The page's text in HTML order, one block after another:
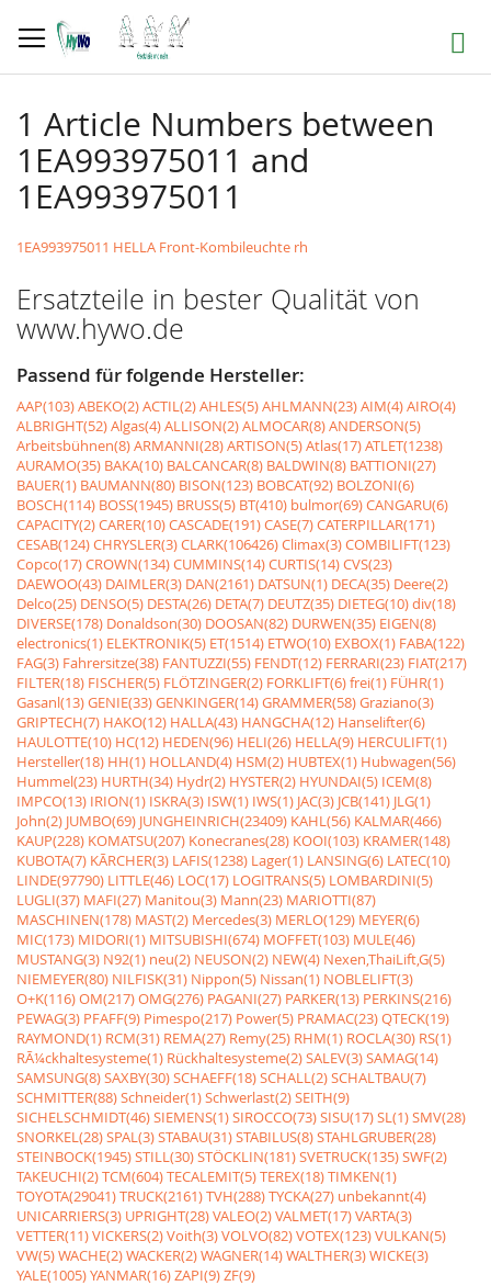
zum
Inhalt
Suche
1 Article Numbers between
1EA993975011 and
1EA993975011
1EA993975011 HELLA Front-Kombileuchte rh
Ersatzteile in bester Qualität von
www.hywo.de
Passend für folgende Hersteller:
AAP(103)ABEKO(2)ACTIL(2)AHLES(5)AHLMANN(23)AIM(4)AIRO(4)
ALBRIGHT(52)Algas(4)ALLISON(2)ALMOCAR(8)ANDERSON(5)
Arbeitsbühnen(8)ARMANNI(28)ARTISON(5)Atlas(17)ATLET(1238)
AURAMO(35) BAKA(10) BALCANCAR(8) BALDWIN(8) BATTIONI(27)
BAUER(1) BAUMANN(80) BISON(123) BOBCAT(92) BOLZONI(6)
BOSCH(114) BOSS(1945) BRUSS(5) BT(410) bulmor(69)CANGARU(6)
CAPACITY(2)CARER(10)CASCADE(191)CASE(7)CATERPILLAR(171)
CESAB(124)CHRYSLER(3)CLARK(106426)Climax(3)COMBILIFT(123)
Copco(17)CROWN(134)CUMMINS(14)CURTIS(14)CVS(23)
DAEWOO(43) DAIMLER(3) DAN(2161) DATSUN(1) DECA(35) Deere(2)
Delco(25) DENSO(5) DESTA(26) DETA(7) DEUTZ(35) DIETEG(10)div(18)
DIVERSE(178) Donaldson(30) DOOSAN(82) DURWEN(35) EIGEN(8)
electronics(1) ELEKTRONIK(5) ET(1514) ETWO(10) EXBOX(1) FABA(122)
FAG(3) Fahrersitze(38) FANTUZZI(55) FENDT(12) FERRARI(23) FIAT(217)
FILTER(18) FISCHER(5) FLÖTZINGER(2) FORKLIFT(6)frei(1) FÜHR(1)
Gasanl(13)GENIE(33)GENKINGER(14)GRAMMER(58)Graziano(3)
GRIPTECH(7) HAKO(12) HALLA(43) HANGCHA(12) Hanselifter(6)
HAULOTTE(10) HC(12) HEDEN(96) HELI(26) HELLA(9) HERCULIFT(1)
Hersteller(18) HH(1) HOLLAND(4) HSM(2) HUBTEX(1) Hubwagen(56)
Hummel(23) HURTH(34) Hydr(2) HYSTER(2) HYUNDAI(5) ICEM(8)
IMPCO(13) IRION(1) ISKRA(3) ISW(1) IWS(1) JAC(3) JCB(141) JLG(1)
John(2) JUMBO(69) JUNGHEINRICH(23409) KAHL(56) KALMAR(466)
KAUP(228) KOMATSU(207) Konecranes(28) KOOI(103) KRAMER(148)
KUBOTA(7) KÃRCHER(3) LAFIS(1238) Lager(1) LANSING(6) LATEC(10)
LINDE(97790) LITTLE(46) LOC(17) LOGITRANS(5) LOMBARDINI(5)
LUGLI(37) MAFI(27) Manitou(3) Mann(23) MARIOTTI(87)
MASCHINEN(178) MAST(2) Mercedes(3) MERLO(129) MEYER(6)
MIC(173) MIDORI(1) MITSUBISHI(674) MOFFET(103) MULE(46)
MUSTANG(3) N92(1) neu(2) NEUSON(2) NEW(4) Nexen,ThaiLift,G(5)
NIEMEYER(80) NILFISK(31) Nippon(5) Nissan(1) NOBLELIFT(3)
O+K(116)OM(217)OMG(276) PAGANI(27) PARKER(13) PERKINS(216)
PEWAG(3) PFAFF(9) Pimespo(217) Power(5) PRAMAC(23)QTECK(19)
RAYMOND(1) RCM(31) REMA(27) Remy(25) RHM(1) ROCLA(30) RS(1)
RÃ¼ckhaltesysteme(1) Rückhaltesysteme(2)SALEV(3)SAMAG(14)
SAMSUNG(8)SAXBY(30)SCHAEFF(18)SCHALL(2)SCHALTBAU(7)
SCHMITTER(88)Schneider(1)Schwerlast(2)SEITH(9)
SICHELSCHMIDT(46)SIEMENS(1)SIROCCO(73)SISU(17)SL(1)SMV(28)
SNORKEL(28)SPAL(3)STABAU(31)STABILUS(8)STAHLGRUBER(28)
STEINBOCK(1945)STILL(30)STÖCKLIN(181)SVETRUCK(135)SWF(2)
TAKEUCHI(2)TCM(604)TECALEMIT(5)TEREX(18)TIMKEN(1)
TOYOTA(29041)TRUCK(2161)TVH(288)TYCKA(27) unbekannt(4)
UNICARRIERS(3) UPRIGHT(28)VALEO(2)VALMET(17)VARTA(3)
VETTER(11)VICKERS(2)Voith(3)VOLVO(82)VOTEX(123)VULKAN(5)
VW(5)WACHE(2)WACKER(2)WAGNER(14)WALTHER(3)WICKE(3)
YALE(1005)YANMAR(16)ZAPI(9)ZF(9)